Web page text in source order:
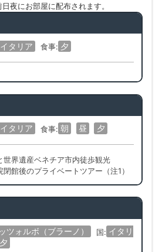
夜にお部屋に配布されます。
イタリア 食事: 夕
イタリア 食事: 朝 昼 夕
世界遺産ベネチア市内徒歩観光
館後のプライベートツアー（注1）
ツォルボ（ブラーノ） 国: イタリ
夕